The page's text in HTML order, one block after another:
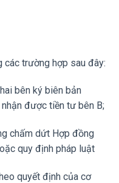
các trường hợp sau đây:
bên ký biên bản
được tiền tư bên B;
chấm dứt Hợp đồng
quy định pháp luật
quyết định của cơ